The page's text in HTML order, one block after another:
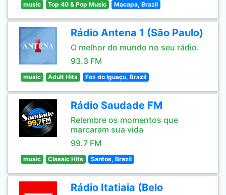
music Top 40 & Pop Music Macapa, Brazil
Rádio Antena 1 (São Paulo)
O melhor do mundo no seu rádio.
93.3 FM
music Adult Hits Foz do Iguaçu, Brazil
Rádio Saudade FM
Relembre os momentos que
marcaram sua vida
99.7 FM
music Classic Hits Santos, Brazil
Rádio Itatiaia (Belo